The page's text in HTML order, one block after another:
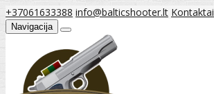
+37061633388 info@balticshooter.lt Kontaktai
Navigacija